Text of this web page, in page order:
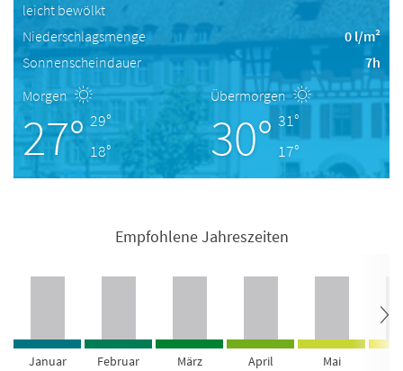
leicht bewölkt
Niederschlagsmenge
0 l/m²
Sonnenscheindauer
7h
Morgen
27° 29°
18°
Übermorgen
30° 31°
17°
Empfohlene Jahreszeiten
Januar Februar März April Mai